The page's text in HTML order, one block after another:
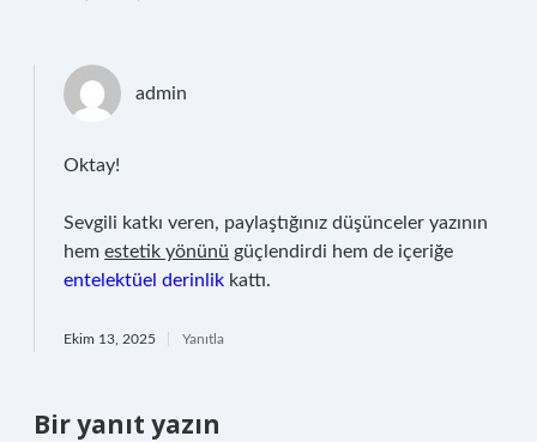
admin
Oktay!
Sevgili katkı veren, paylaştığınız düşünceler yazının
hem estetik yönünü güçlendirdi hem de içeriğe
entelektüel derinlik kattı.
Ekim 13, 2025 Yanıtla
Bir yanıt yazın